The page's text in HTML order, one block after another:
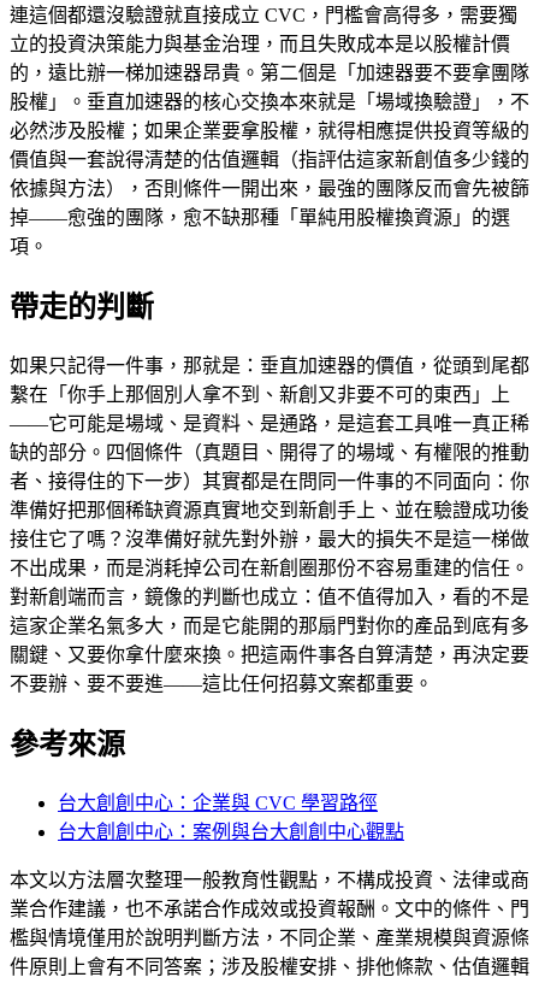
連這個都還沒驗證就直接成立 CVC，門檻會高得多，需要獨
立的投資決策能力與基金治理，而且失敗成本是以股權計價
的，遠比辦一梯加速器昂貴。第二個是「加速器要不要拿團隊
股權」。垂直加速器的核心交換本來就是「場域換驗證」，不
必然涉及股權；如果企業要拿股權，就得相應提供投資等級的
價值與一套說得清楚的估值邏輯（指評估這家新創值多少錢的
依據與方法），否則條件一開出來，最強的團隊反而會先被篩
掉——愈強的團隊，愈不缺那種「單純用股權換資源」的選
項。
帶走的判斷
如果只記得一件事，那就是：垂直加速器的價值，從頭到尾都
繫在「你手上那個別人拿不到、新創又非要不可的東西」上
——它可能是場域、是資料、是通路，是這套工具唯一真正稀
缺的部分。四個條件（真題目、開得了的場域、有權限的推動
者、接得住的下一步）其實都是在問同一件事的不同面向：你
準備好把那個稀缺資源真實地交到新創手上、並在驗證成功後
接住它了嗎？沒準備好就先對外辦，最大的損失不是這一梯做
不出成果，而是消耗掉公司在新創圈那份不容易重建的信任。
對新創端而言，鏡像的判斷也成立：值不值得加入，看的不是
這家企業名氣多大，而是它能開的那扇門對你的產品到底有多
關鍵、又要你拿什麼來換。把這兩件事各自算清楚，再決定要
不要辦、要不要進——這比任何招募文案都重要。
參考來源
台大創創中心：企業與 CVC 學習路徑
台大創創中心：案例與台大創創中心觀點
本文以方法層次整理一般教育性觀點，不構成投資、法律或商
業合作建議，也不承諾合作成效或投資報酬。文中的條件、門
檻與情境僅用於說明判斷方法，不同企業、產業規模與資源條
件原則上會有不同答案；涉及股權安排、排他條款、估值邏輯